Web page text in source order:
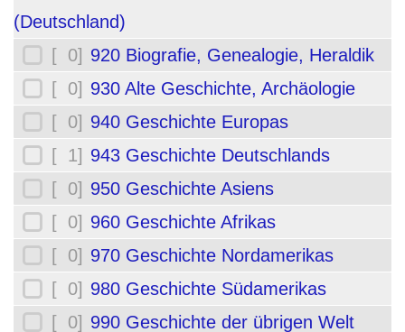
(Deutschland)
[ 0] 920 Biografie, Genealogie, Heraldik
[ 0] 930 Alte Geschichte, Archäologie
[ 0] 940 Geschichte Europas
[ 1] 943 Geschichte Deutschlands
[ 0] 950 Geschichte Asiens
[ 0] 960 Geschichte Afrikas
[ 0] 970 Geschichte Nordamerikas
[ 0] 980 Geschichte Südamerikas
[ 0] 990 Geschichte der übrigen Welt